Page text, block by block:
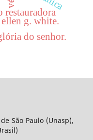
restauradora
ellen g. white.
do senhor.
São Paulo (Unasp),